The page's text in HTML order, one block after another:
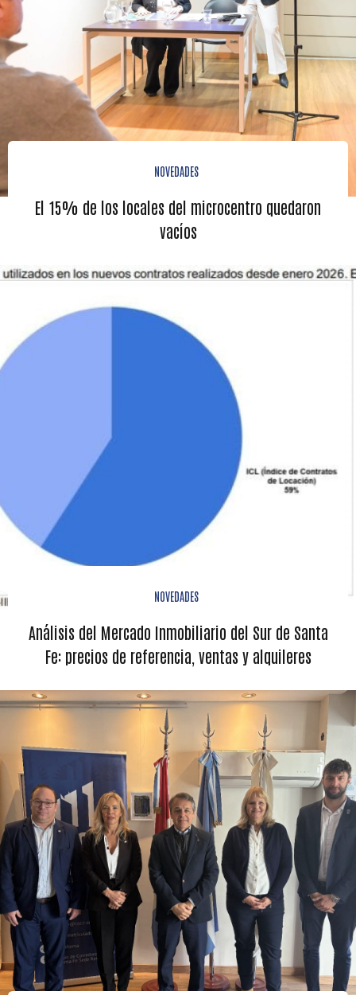
NOVEDADES
El 15% de los locales del microcentro quedaron
vacíos
NOVEDADES
Análisis del Mercado Inmobiliario del Sur de Santa
Fe: precios de referencia, ventas y alquileres